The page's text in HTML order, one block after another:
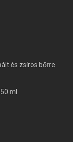
és zsíros bőrre
ml